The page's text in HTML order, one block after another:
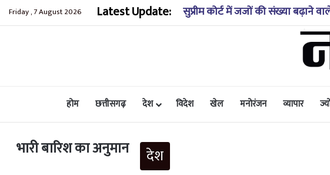
Friday , 7 August 2026 Latest Update: आज का राशिफल: 07 अगस्त 2026 –
होम छत्तीसगढ़ देश विदेश खेल मनोरंजन व्यापार
भारी बारिश का अनुमान देश